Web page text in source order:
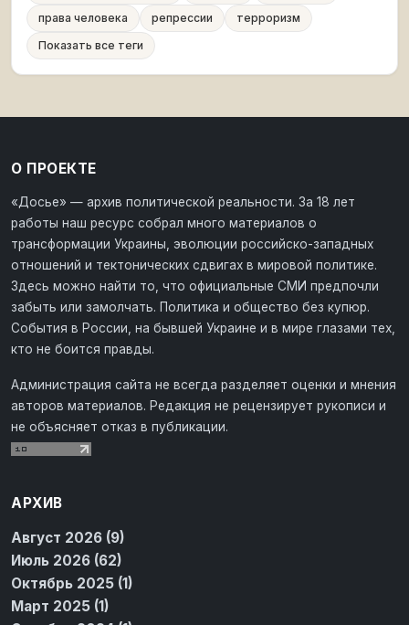
права человека
репрессии
терроризм
Показать все теги
О ПРОЕКТЕ
«Досье» — архив политической реальности. За 18 лет
работы наш ресурс собрал много материалов о
трансформации Украины, эволюции российско-западных
отношений и тектонических сдвигах в мировой политике.
Здесь можно найти то, что официальные СМИ предпочли
забыть или замолчать. Политика и общество без купюр.
События в России, на бывшей Украине и в мире глазами тех,
кто не боится правды.
Администрация сайта не всегда разделяет оценки и мнения
авторов материалов. Редакция не рецензирует рукописи и
не объясняет отказ в публикации.
АРХИВ
Август 2026 (9)
Июль 2026 (62)
Октябрь 2025 (1)
Март 2025 (1)